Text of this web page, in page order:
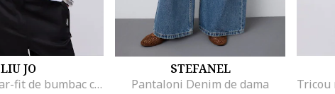
LIU JO
Tricou regular-fit de bumbac cu aplicatie din strasuri, Alb/Negru/Portocaliu mandarina
STEFANEL
Pantaloni Denim de dama